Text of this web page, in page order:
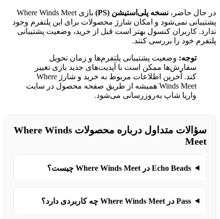
در حال حاضر، نسخه پلی‌استیشن (PS)
بازی Where Winds Meet
پشتیبانی نمی‌شود و امکان شارژ محصولات برای این پلتفرم وجود
ندارد. کاربران کنسول بهتر است قبل از خرید، وضعیت پشتیبانی
پلتفرم خود را بررسی کنند.
توجه: وضعیت پشتیبانی پلتفرم‌ها و زمان تحویل
سفارش‌ها ممکن است با آپدیت‌های جدید بازی تغییر
کند. آخرین اطلاعات مربوط به خرید و شارژ Where
Winds Meet همیشه از طریق صفحه محصول در سایت
واریا شاپ به‌روزرسانی می‌شود.
سؤالات متداول درباره محصولات Where Winds
Meet
Echo Beads در Where Winds Meet چیست؟
Pass در Where Winds Meet چه کاربردی دارد؟